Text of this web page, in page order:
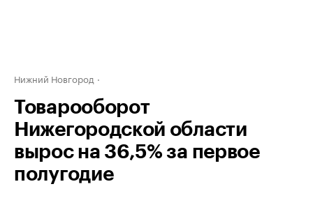
Нижний Новгород
Товарооборот
Нижегородской области
вырос на 36,5% за первое
полугодие